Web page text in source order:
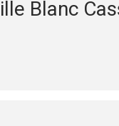
Blanc